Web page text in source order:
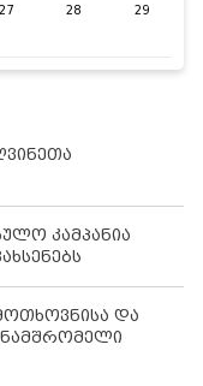
27 28
29
კამპანია
და